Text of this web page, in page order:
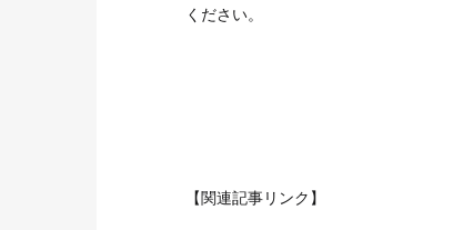
ください。
【関連記事リンク】